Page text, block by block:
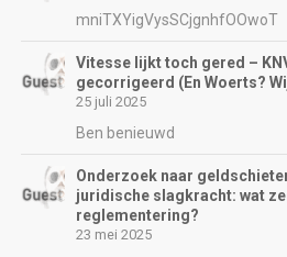
mniTXYigVysSCjgnhfOOwoT
Vitesse lijkt toch gered –
gecorrigeerd (En Woerts?
25 juli 2025
Ben benieuwd
Onderzoek naar
juridische slagkracht: wat
reglementering?
23 mei 2025